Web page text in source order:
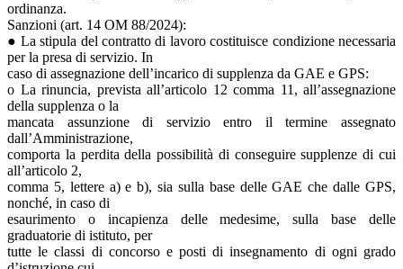
ordinanza.
Sanzioni (art. 14 OM 88/2024):
● La stipula del contratto di lavoro costituisce condizione necessaria
per la presa di servizio. In
caso di assegnazione dell’incarico di supplenza da GAE e GPS:
o La rinuncia, prevista all’articolo 12 comma 11, all’assegnazione
della supplenza o la
mancata assunzione di servizio entro il termine assegnato
dall’Amministrazione,
comporta la perdita della possibilità di conseguire supplenze di cui
all’articolo 2,
comma 5, lettere a) e b), sia sulla base delle GAE che dalle GPS,
nonché, in caso di
esaurimento o incapienza delle medesime, sulla base delle
graduatorie di istituto, per
tutte le classi di concorso e posti di insegnamento di ogni grado